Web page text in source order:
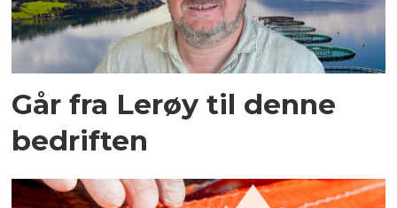
Går fra Lerøy til denne
bedriften